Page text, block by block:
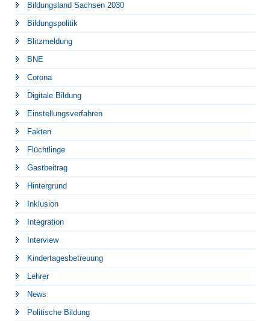
Bildungsland Sachsen 2030
Bildungspolitik
Blitzmeldung
BNE
Corona
Digitale Bildung
Einstellungsverfahren
Fakten
Flüchtlinge
Gastbeitrag
Hintergrund
Inklusion
Integration
Interview
Kindertagesbetreuung
Lehrer
News
Politische Bildung